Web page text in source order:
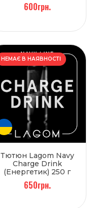
600грн.
НЕМАЄ В НАЯВНОСТІ
Тютюн Lagom Navy
Charge Drink
(Енергетик) 250 г
650грн.